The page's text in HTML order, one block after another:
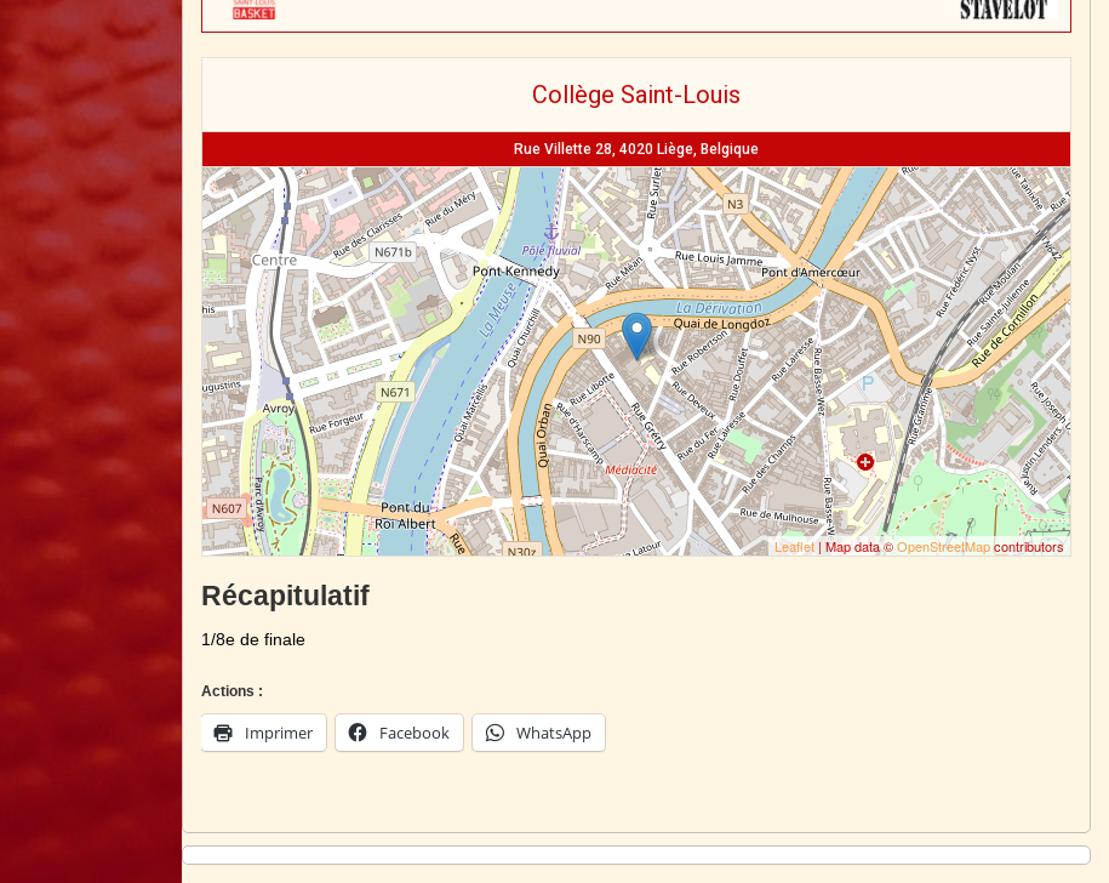
Collège Saint-Louis
Rue Villette 28, 4020 Liège, Belgique
Leaflet| Map data ©OpenStreetMapcontributors
Récapitulatif
1/8e de finale
Actions :
Imprimer Facebook WhatsApp